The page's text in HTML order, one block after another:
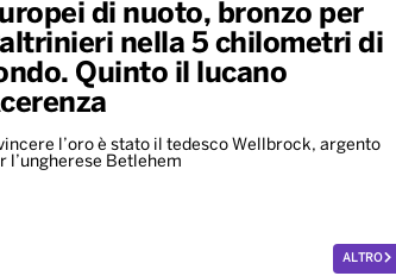
di nuoto, bronzo per
nella 5 chilometri di
Quinto il lucano
l’oro è stato il tedesco Wellbrock, argento
l’ungherese Betlehem
ALTRO